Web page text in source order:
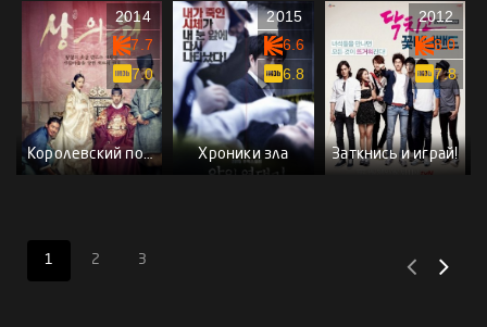
Королевский портной
2014
7.7
7.0
Хроники зла
2015
6.6
6.8
Заткнись и играй!
2012
8.0
7.8
1 2 3